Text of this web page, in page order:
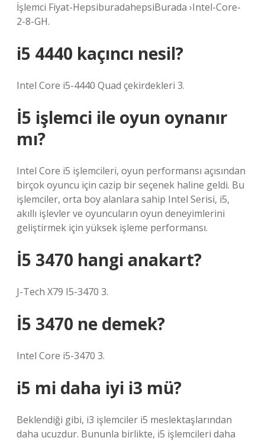
İşlemci Fiyat-HepsiburadahepsiBurada ›Intel-Core-
2-8-GH.
i5 4440 kaçıncı nesil?
Intel Core i5-4440 Quad çekirdekleri 3.
İ5 işlemci ile oyun oynanır
mı?
Intel Core i5 işlemcileri, oyun performansı açısından
birçok oyuncu için cazip bir seçenek haline geldi. Bu
işlemciler, orta boy alanlara sahip Intel Serisi, i5,
akıllı işlevler ve oyuncuların oyun deneyimlerini
geliştirmek için yüksek işleme performansı.
İ5 3470 hangi anakart?
J-Tech X79 I5-3470 3.
İ5 3470 ne demek?
Intel Core i5-3470 3.
i5 mi daha iyi i3 mü?
Beklendiği gibi, i3 işlemciler i5 meslektaşlarından
daha ucuzdur. Bununla birlikte, i5 işlemcileri daha